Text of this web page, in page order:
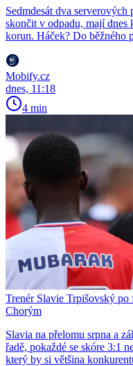
Sedmdesát dva
skončit v odpadu, mají dnes
korun. Háček? Do běžného
Mobify.cz
dnes, 11:18
4 min
Trenér Slavie Trpišovský po
Chorým
Slavia na přelomu srpna a
řadě, pokaždé se skóre 3:1
který by si většina